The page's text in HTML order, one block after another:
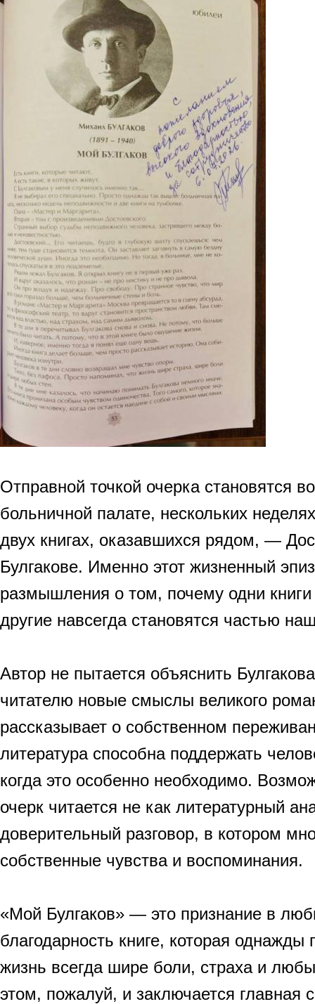
Отправной точкой очерка становятся
больничной палате, нескольких
двух книгах, оказавшихся рядом, —
Булгакове. Именно этот жизненный
размышления о том, почему одни
другие навсегда становятся частью
Автор не пытается объяснить
читателю новые смыслы великого
рассказывает о собственном
литература способна поддержать
когда это особенно необходимо.
очерк читается не как литературный
доверительный разговор, в котором
собственные чувства и воспоминания.
«Мой Булгаков» — это признание в
благодарность книге, которая однажды
жизнь всегда шире боли, страха и
этом, пожалуй, и заключается главная